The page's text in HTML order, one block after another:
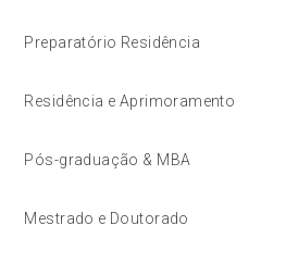
Preparatório Residência
Residência e Aprimoramento
Pós-graduação & MBA
Mestrado e Doutorado